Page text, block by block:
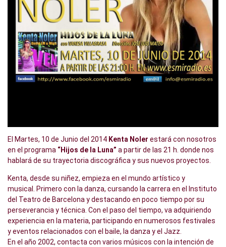
El Martes, 10 de Junio del 2014 Kenta Noler estará con nosotros
en el programa “Hijos de la Luna” a partir de las 21 h. donde nos
hablará de su trayectoria discográfica y sus nuevos proyectos.
Kenta, desde su niñez, empieza en el mundo artístico y
musical. Primero con la danza, cursando la carrera en el Instituto
del Teatro de Barcelona y destacando en poco tiempo por su
perseverancia y técnica. Con el paso del tiempo, va adquiriendo
experiencia en la materia, participando en numerosos festivales
y eventos relacionados con el baile, la danza y el Jazz.
En el año 2002, contacta con varios músicos con la intención de